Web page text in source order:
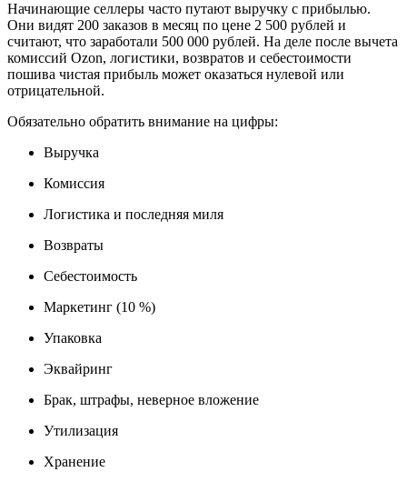
Начинающие селлеры часто путают выручку с прибылью.
Они видят 200 заказов в месяц по цене 2 500 рублей и
считают, что заработали 500 000 рублей. На деле после вычета
комиссий Ozon, логистики, возвратов и себестоимости
пошива чистая прибыль может оказаться нулевой или
отрицательной.
Обязательно обратить внимание на цифры:
Выручка
Комиссия
Логистика и последняя миля
Возвраты
Себестоимость
Маркетинг (10 %)
Упаковка
Эквайринг
Брак, штрафы, неверное вложение
Утилизация
Хранение